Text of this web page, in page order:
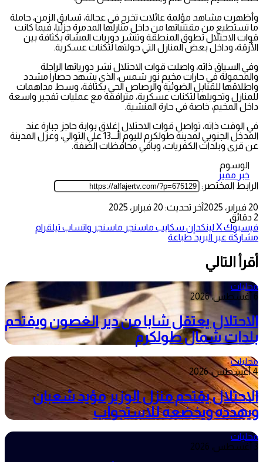
وأظهرت مشاهد مؤلمة عائلات تخرج في عجالة، تسابق الزمن، حاملة
ما تستطيع من مقتنياتها من داخل منازلها المدمرة جزئيا، فيما كانت
قوات الاحتلال تطوق المنطقة وتنشر دوريات المشاة بكثافة بين
الأزقة، وداخل بعض المنازل التي حولتها لثكنات عسكرية.
وفي السياق ذاته، واصلت قوات الاحتلال نشر دورياتها الراجلة
والمحمولة في حارات مخيم نور شمس، الذي يشهد حصارا مشدد
واطلاقها للقنابل الضوئية والرصاص الحي بكثافة، وسط مداهمات
للمنازل وتحويلها لثكنات عسكرية، مترافقة مع عمليات تفجير واسعة
داخل المخيم، خاصة في حارة المنشية.
في الوقت ذاته، تواصل قوات الاحتلال إغلاق بوابة حاجز جبارة عند
المدخل الجنوبي لمدينة طولكرم لليوم الـــ13 على التوالي، وعزل المدينة
عن قرى وبلدات الكفريات، وباقي محافظات الضفة.
الوسوم
خبر مميز
الرابط المختصر:
20 فبراير، 2025
آخر تحديث: 20 فبراير، 2025
2 دقائق
فيسبوك‫Xلينكدإن سكايب ماسنجر ماسنجر واتساب تيلقرام
مشاركة عبر البريد طباعة
أقرأ التالي
محليات
6 أغسطس، 2026
الاحتلال يعتقل شابا من دير الغصون ويقتحم
بلدات شمال طولكرم
محليات
4 أغسطس، 2026
الاحتلال يقتحم منزل الوزير مؤيد شعبان
ويهدده ويخضعه للاستجواب
محليات
3 أغسطس، 2026